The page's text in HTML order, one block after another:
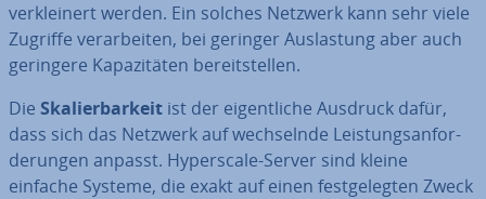
ver­klei­nert werden. Ein solches Netzwerk kann sehr viele
Zugriffe ver­ar­bei­ten, bei geringer Aus­las­tung aber auch
geringere Ka­pa­zi­tä­ten be­reit­stel­len.
Die Ska­lier­bar­keit ist der ei­gent­li­che Ausdruck dafür,
dass sich das Netzwerk auf wech­seln­de Leis­tungs­an­for­
de­run­gen anpasst. Hy­pers­ca­le-Server sind kleine
einfache Systeme, die exakt auf einen fest­ge­leg­ten Zweck